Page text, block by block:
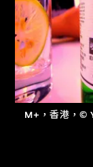
M+，香港，©
進一步
關於M+
探索世界